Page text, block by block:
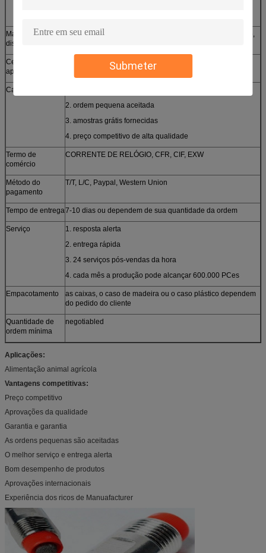
Submeter
Material
disponível
de aço inoxidável, de alumínio, de cobre, de bronze, zinco,
Certificados
approched
GV, CE, ROHS, ISO9001-2008
Características
2. ordem pequena aceitada
3. amostras grátis fornecidas
4. preço competitivo de alta qualidade
Termo de
comércio
CORRENTE DE RELÓGIO, CFR, CIF, EXW
Método do
pagamento
T/T, L/C, Paypal, Western Union
Tempo de entrega7-10 dias ou dependem de sua quantidade da ordem
Serviço
1. resposta alerta
2. entrega rápida
3. 24 serviços pós-vendas da hora
4. cada mês a produção pode alcançar 600.000 PCes
Empacotamento
as caixas, o caso de madeira ou o caso plástico dependem
do pedido do cliente
Quantidade de
ordem mínima
negotiabled
Aplicações:
Alimentação animal agrícola
Vantagens competitivas:
Preço competitivo
Aprovações da qualidade
Garantia e garantia
As ordens pequenas são aceitadas
O melhor serviço e entrega alerta
Bom desempenho de produtos
Aprovações internacionais
Experiência dos ricos de Manuafacturer